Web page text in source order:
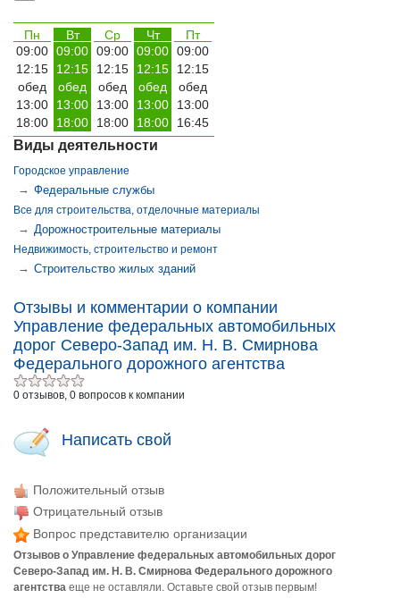
Пн Вт Ср Чт
Пт
09:00 09:00 09:00 09:00 09:00
12:15
12:15 12:15 12:15
12:15
обед
обед обед обед
обед
13:00
13:00 13:00 13:00
13:00
18:00
18:00 18:00 18:00 16:45
Виды деятельности
Городское управление
→ Федеральные службы
Все для строительства, отделочные материалы
→ Дорожностроительные материалы
Недвижимость, строительство и ремонт
→ Строительство жилых зданий
Отзывы и комментарии о компании
Управление федеральных автомобильных
дорог Северо-Запад им. Н. В. Смирнова
Федерального дорожного агентства
0 отзывов, 0 вопросов к компании
Написать свой
Положительный отзыв
Отрицательный отзыв
Вопрос представителю организации
Отзывов о Управление федеральных автомобильных дорог
Северо-Запад им. Н. В. Смирнова Федерального дорожного
агентства еще не оставляли. Оставьте свой отзыв первым!